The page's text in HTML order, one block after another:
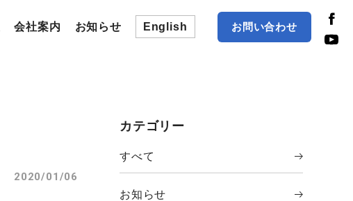
会社案内 お知らせ English お問い合わせ
2020/01/06
カテゴリー
すべて
お知らせ